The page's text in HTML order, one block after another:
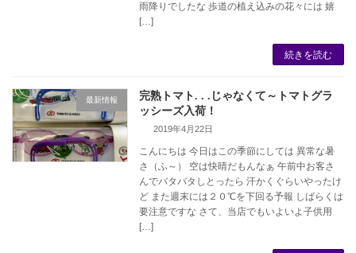
雨降りでしたな 歩道の植え込みの花々には 嬉
[…]
続きを読む
最新情報
完熟トマト. . .じゃなくて～トマトグラ
ッシーズ入荷！
2019年4月22日
こんにちは 今日はこの季節にしては 異常な暑
さ（ふ～） 空は快晴だもんなぁ 午前中お客さ
んでバタバタしとったら 汗かくぐらいやったけ
ど また週末には２０℃を下回る予報 しばらくは
要注意ですな さて、当店でもいよいよ子供用
[…]